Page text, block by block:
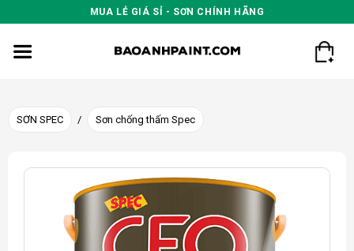
to
content
MUA LẺ GIÁ SỈ - SƠN CHÍNH HÃNG
SƠN SPEC / Sơn chống thấm Spec